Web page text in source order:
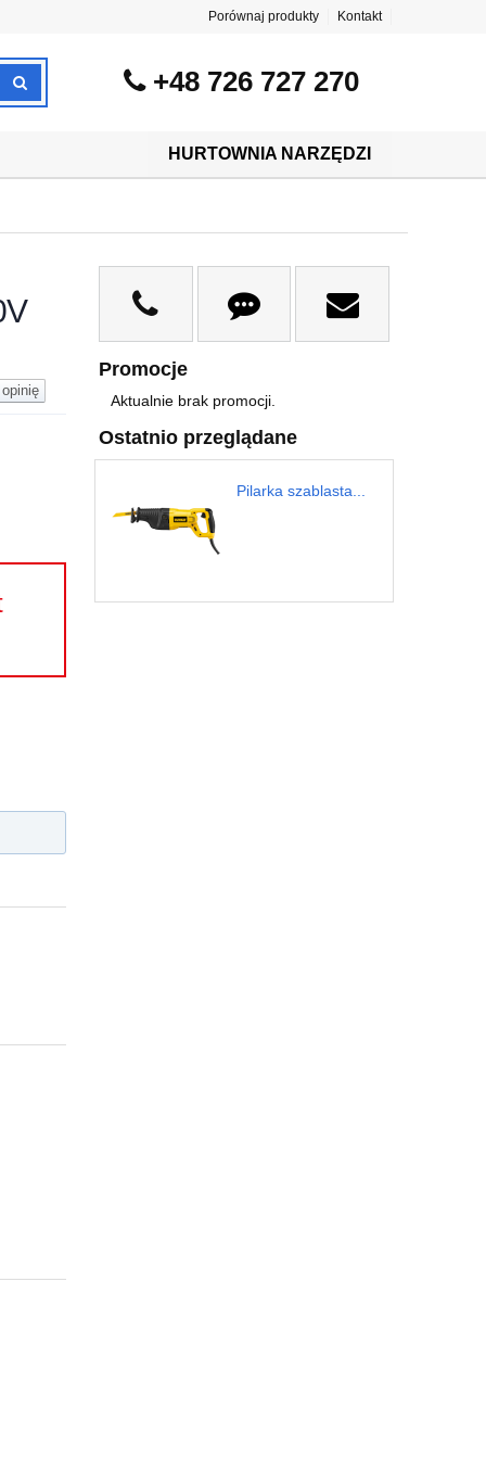
Porównaj produkty Kontakt
+48 726 727 270
HURTOWNIA NARZĘDZI
Promocje
Aktualnie brak promocji.
Ostatnio przeglądane
Pilarka szablasta...